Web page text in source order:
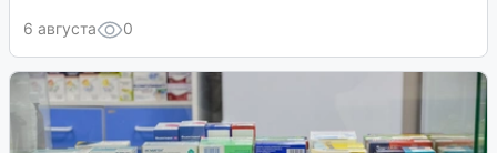
6 августа 0